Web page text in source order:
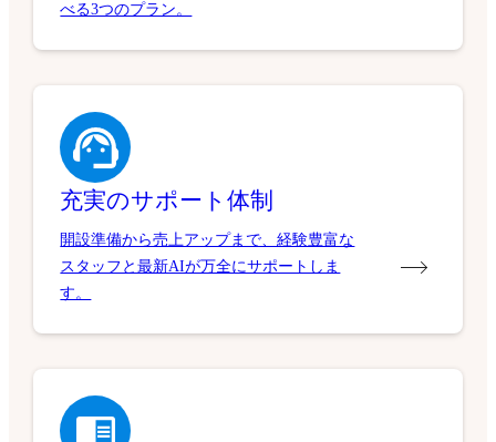
べる3つのプラン。
充実のサポート体制
開設準備から売上アップまで、経験豊富な
スタッフと最新AIが万全にサポートしま
す。